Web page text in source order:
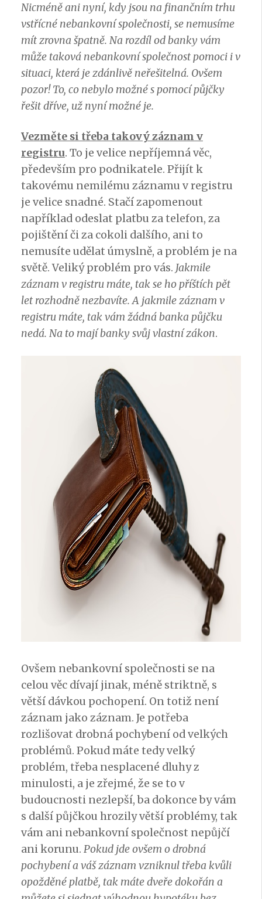
Nicméně ani nyní, kdy jsou na finančním trhu
vstřícné nebankovní společnosti, se nemusíme
mít zrovna špatně. Na rozdíl od banky vám
může taková nebankovní společnost pomoci i v
situaci, která je zdánlivě neřešitelná. Ovšem
pozor! To, co nebylo možné s pomocí půjčky
řešit dříve, už nyní možné je.
Vezměte si třeba takový záznam v
registru. To je velice nepříjemná věc,
především pro podnikatele. Přijít k
takovému nemilému záznamu v registru
je velice snadné. Stačí zapomenout
například odeslat platbu za telefon, za
pojištění či za cokoli dalšího, ani to
nemusíte udělat úmyslně, a problém je na
světě. Veliký problém pro vás. Jakmile
záznam v registru máte, tak se ho příštích pět
let rozhodně nezbavíte. A jakmile záznam v
registru máte, tak vám žádná banka půjčku
nedá. Na to mají banky svůj vlastní zákon.
Ovšem nebankovní společnosti se na
celou věc dívají jinak, méně striktně, s
větší dávkou pochopení. On totiž není
záznam jako záznam. Je potřeba
rozlišovat drobná pochybení od velkých
problémů. Pokud máte tedy velký
problém, třeba nesplacené dluhy z
minulosti, a je zřejmé, že se to v
budoucnosti nezlepší, ba dokonce by vám
s další půjčkou hrozily větší problémy, tak
vám ani nebankovní společnost nepůjčí
ani korunu. Pokud jde ovšem o drobná
pochybení a váš záznam vzniknul třeba kvůli
opožděné platbě, tak máte dveře dokořán a